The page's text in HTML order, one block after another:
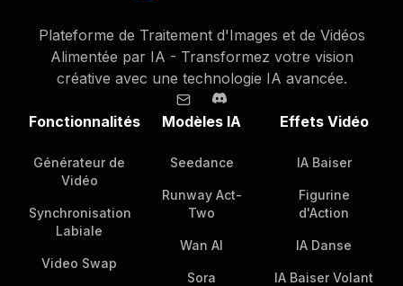
Plateforme de Traitement d'Images et de Vidéos
Alimentée par IA - Transformez votre vision
créative avec une technologie IA avancée.
Fonctionnalités
Générateur de
Vidéo
Synchronisation
Labiale
Video Swap
Modèles IA
Seedance
Runway Act-
Two
Wan AI
Sora
Effets Vidéo
IA Baiser
Figurine
d'Action
IA Danse
IA Baiser Volant